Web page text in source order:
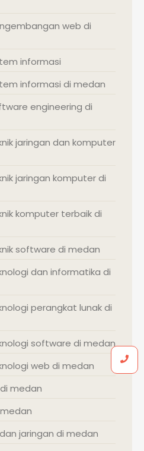
web di
informasi
informasi di medan
engineering di
jaringan dan komputer
jaringan komputer di
komputer terbaik di
software di medan
dan informatika di
perangkat lunak di
software di medan
web di medan
medan
jaringan di medan